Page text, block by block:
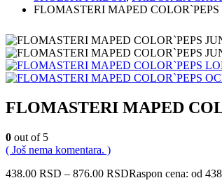
FLOMASTERI MAPED COLOR`PEPS
FLOMASTERI MAPED
0 out of 5
( Još nema komentara. )
438.00 RSD – 876.00 RSDRaspon cena: od